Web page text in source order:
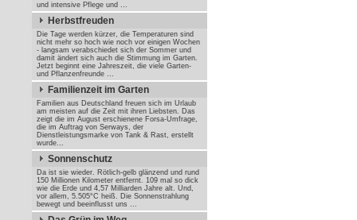
und intensive Pflege und ...
Herbstfreuden
Die Tage werden kürzer, die Temperaturen sind
nicht mehr so hoch wie noch vor einigen Wochen
- langsam verabschiedet sich der Sommer und
damit ändert sich auch die Stimmung im Garten.
Jetzt beginnt eine Jahreszeit, die viele Garten-
und Pflanzenfreunde ...
Familienzeit im Garten
Familien aus Deutschland freuen sich im Urlaub
am meisten auf die Zeit mit ihren Liebsten. Das
zeigt die im August erschienene Forsa-Umfrage,
die im Auftrag von Serways, der
Dienstleistungsmarke von Tank & Rast, erstellt
wurde...
Sonnenschutz
Da ist sie wieder. Rötlich-gelb glänzend und rund
150 Millionen Kilometer entfernt. 109 mal so dick
wie die Erde und 4,57 Milliarden Jahre alt. Und,
vor allem, 5.505°C heiß. Die Sonnenstrahlung
bewegt und beeinflusst uns ...